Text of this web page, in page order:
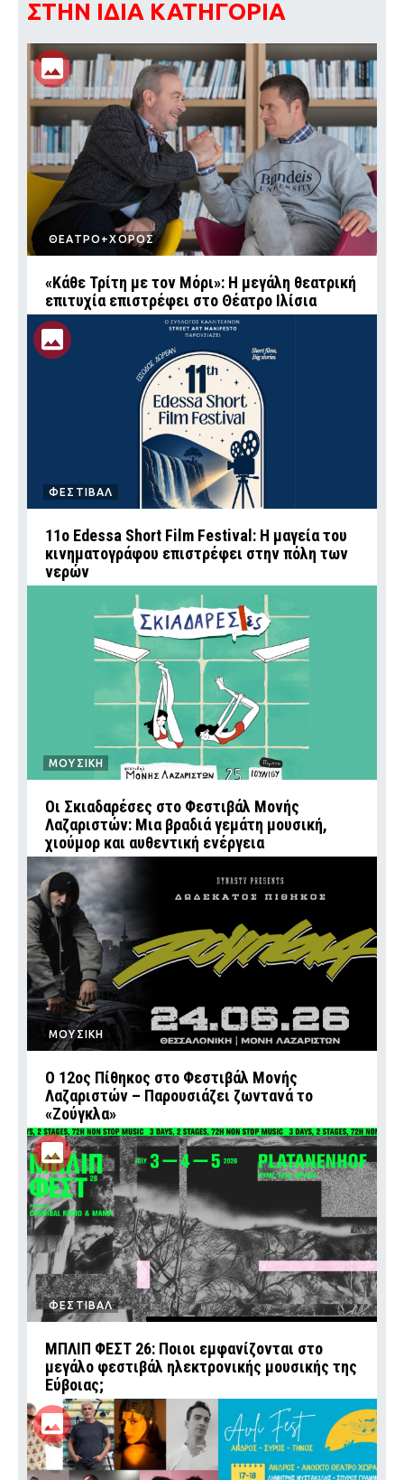
ΣΤΗΝ ΙΔΙΑ ΚΑΤΗΓΟΡΙΑ
ΘΕΑΤΡΟ+ΧΟΡΟΣ
«Κάθε Τρίτη με τον Μόρι»: Η μεγάλη θεατρική
επιτυχία επιστρέφει στο Θέατρο Ιλίσια
ΦΕΣΤΙΒΑΛ
11ο Edessa Short Film Festival: Η μαγεία του
κινηματογράφου επιστρέφει στην πόλη των
νερών
ΜΟΥΣΙΚΗ
Οι Σκιαδαρέσες στο Φεστιβάλ Μονής
Λαζαριστών: Μια βραδιά γεμάτη μουσική,
χιούμορ και αυθεντική ενέργεια
ΜΟΥΣΙΚΗ
Ο 12ος Πίθηκος στο Φεστιβάλ Μονής
Λαζαριστών – Παρουσιάζει ζωντανά το
«Ζούγκλα»
ΦΕΣΤΙΒΑΛ
ΜΠΛΙΠ ΦΕΣΤ 26: Ποιοι εμφανίζονται στο
μεγάλο φεστιβάλ ηλεκτρονικής μουσικής της
Εύβοιας;